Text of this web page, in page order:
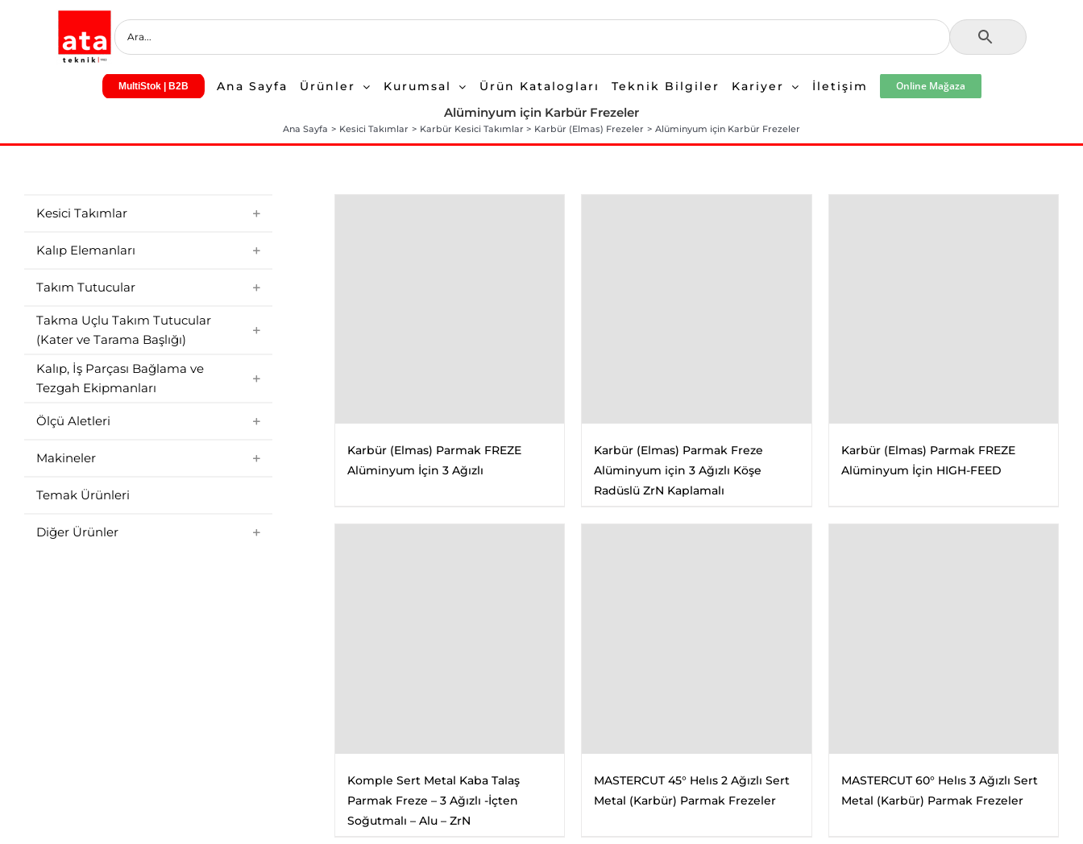
MultiStok | B2B Ana Sayfa Ürünler Kurumsal Ürün Katalogları Teknik Bilgiler Kariyer İletişim Online Mağaza
Alüminyum için Karbür Frezeler
Ana Sayfa Kesici Takımlar Karbür Kesici Takımlar Karbür (Elmas) Frezeler Alüminyum için Karbür Frezeler
Karbür (Elmas) Parmak FREZE
Alüminyum İçin 3 Ağızlı
Karbür (Elmas) Parmak Freze
Alüminyum için 3 Ağızlı Köşe
Radüslü ZrN Kaplamalı
Karbür (Elmas) Parmak FREZE
Alüminyum İçin HIGH-FEED
Komple Sert Metal Kaba Talaş
Parmak Freze – 3 Ağızlı -İçten
Soğutmalı – Alu – ZrN
MASTERCUT 45° Helıs 2 Ağızlı Sert
Metal (Karbür) Parmak Frezeler
MASTERCUT 60° Helıs 3 Ağızlı Sert
Metal (Karbür) Parmak Frezeler
Kesici Takımlar
Kalıp Elemanları
Takım Tutucular
Takma Uçlu Takım Tutucular
(Kater ve Tarama Başlığı)
Kalıp, İş Parçası Bağlama ve
Tezgah Ekipmanları
Ölçü Aletleri
Makineler
Temak Ürünleri
Diğer Ürünler